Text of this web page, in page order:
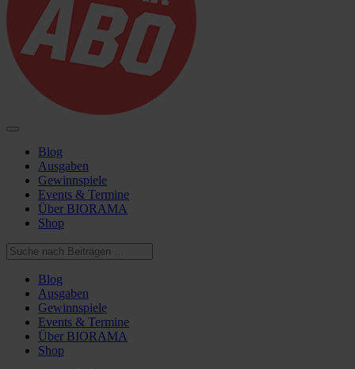
Blog
Ausgaben
Gewinnspiele
Events & Termine
Über BIORAMA
Shop
Blog
Ausgaben
Gewinnspiele
Events & Termine
Über BIORAMA
Shop